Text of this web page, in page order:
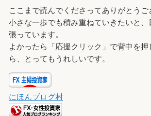
ここまで読んでくださってありがとうご
小さな一歩でも積み重ねていきたいと
張っています。
よかったら「応援クリック」で背中を押
ら、とってもうれしいです。
にほんブログ村